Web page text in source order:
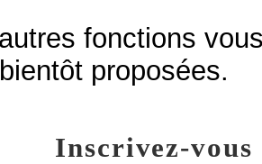
fonctions
proposées.
Inscrivez-vous